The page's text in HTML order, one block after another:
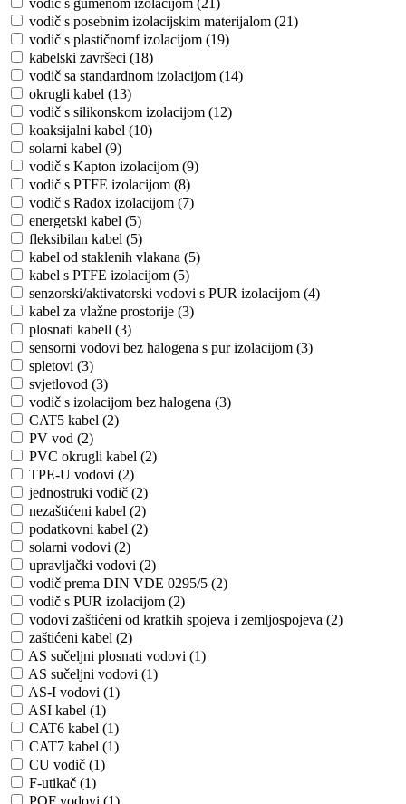
vodič s gumenom izolacijom (21)
vodič s posebnim izolacijskim materijalom (21)
vodič s plastičnomf izolacijom (19)
kabelski završeci (18)
vodič sa standardnom izolacijom (14)
okrugli kabel (13)
vodič s silikonskom izolacijom (12)
koaksijalni kabel (10)
solarni kabel (9)
vodič s Kapton izolacijom (9)
vodič s PTFE izolacijom (8)
vodič s Radox izolacijom (7)
energetski kabel (5)
fleksibilan kabel (5)
kabel od staklenih vlakana (5)
kabel s PTFE izolacijom (5)
senzorski/aktivatorski vodovi s PUR izolacijom (4)
kabel za vlažne prostorije (3)
plosnati kabell (3)
sensorni vodovi bez halogena s pur izolacijom (3)
spletovi (3)
svjetlovod (3)
vodič s izolacijom bez halogena (3)
CAT5 kabel (2)
PV vod (2)
PVC okrugli kabel (2)
TPE-U vodovi (2)
jednostruki vodič (2)
nezaštićeni kabel (2)
podatkovni kabel (2)
solarni vodovi (2)
upravljački vodovi (2)
vodič prema DIN VDE 0295/5 (2)
vodič s PUR izolacijom (2)
vodovi zaštićeni od kratkih spojeva i zemljospojeva (2)
zaštićeni kabel (2)
AS sučeljni plosnati vodovi (1)
AS sučeljni vodovi (1)
AS-I vodovi (1)
ASI kabel (1)
CAT6 kabel (1)
CAT7 kabel (1)
CU vodič (1)
F-utikač (1)